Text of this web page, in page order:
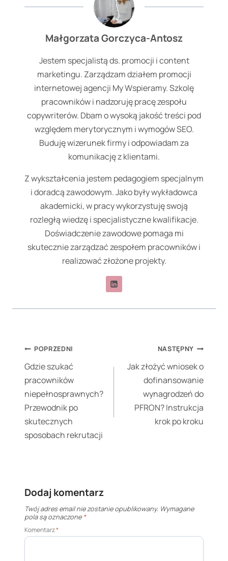
Małgorzata Gorczyca-Antosz
Jestem specjalistą ds. promocji i content
marketingu. Zarządzam działem promocji
internetowej agencji My Wspieramy. Szkolę
pracowników i nadzoruję pracę zespołu
copywriterów. Dbam o wysoką jakość treści pod
względem merytorycznym i wymogów SEO.
Buduję wizerunek firmy i odpowiadam za
komunikację z klientami.
Z wykształcenia jestem pedagogiem specjalnym
i doradcą zawodowym. Jako były wykładowca
akademicki, w pracy wykorzystuję swoją
rozległą wiedzę i specjalistyczne kwalifikacje.
Doświadczenie zawodowe pomaga mi
skutecznie zarządzać zespołem pracowników i
realizować złożone projekty.
Nawigacja
wpisu
POPRZEDNI
Gdzie szukać
pracowników
niepełnosprawnych?
Przewodnik po
skutecznych
sposobach rekrutacji
NASTĘPNY
Jak złożyć wniosek o
dofinansowanie
wynagrodzeń do
PFRON? Instrukcja
krok po kroku
Dodaj komentarz
Twój adres email nie zostanie opublikowany. Wymagane
pola są oznaczone *
Komentarz*